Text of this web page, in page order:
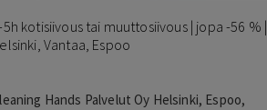
5h kotisiivous tai muuttosiivous | jopa -56 % |
Vantaa, Espoo
Hands Palvelut Oy Helsinki, Espoo,